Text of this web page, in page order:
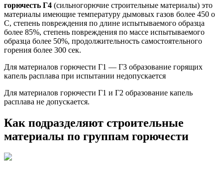
горючесть Г4 (сильногорючие строительные материалы) это
материалы имеющие температуру дымовых газов более 450 o
C, степень повреждения по длине испытываемого образца
более 85%, степень повреждения по массе испытываемого
образца более 50%, продолжительность самостоятельного
горения более 300 сек.
Для материалов горючести Г1 — Г3 образование горящих
капель расплава при испытании недопускается
Для материалов горючести Г1 и Г2 образование капель
расплава не допускается.
Как подразделяют строительные
материалы по группам горючести